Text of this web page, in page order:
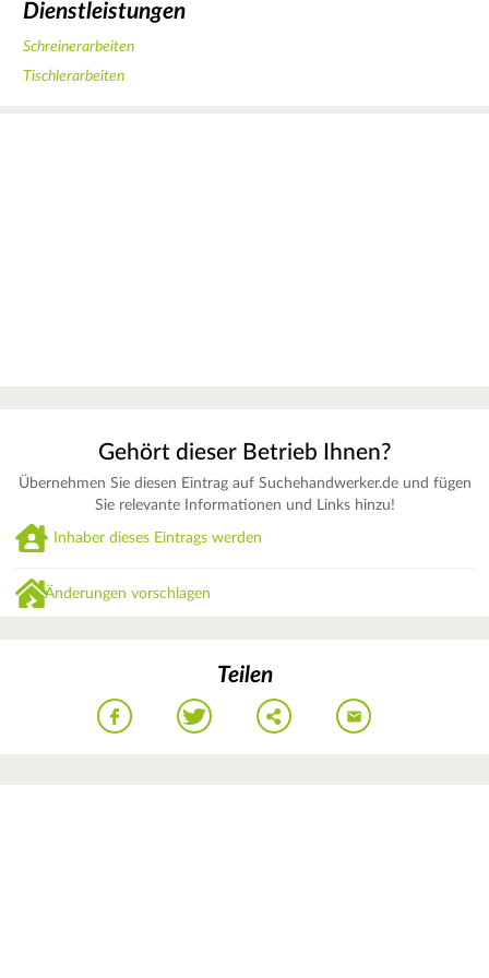
Dienstleistungen
Schreinerarbeiten
Tischlerarbeiten
Gehört dieser Betrieb Ihnen?
Übernehmen Sie diesen Eintrag auf Suchehandwerker.de und fügen
Sie relevante Informationen und Links hinzu!
Inhaber dieses Eintrags werden
Änderungen vorschlagen
Teilen